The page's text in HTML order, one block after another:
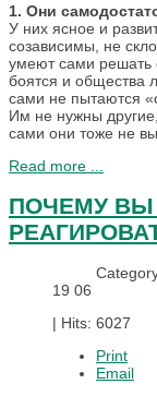
1. Они
У них ясное и
созависимы, не
умеют сами решать
боятся и общества
сами не пытаются
Им не нужны
сами они тоже не
Read more ...
ПОЧЕМУ
19 06
| Hits: 6027
Print
Email